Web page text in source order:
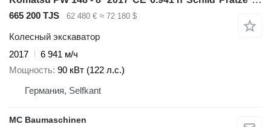
665 200 TJS 62 480 € ≈ 72 180 $
Колесный экскаватор
2017
6 941 м/ч
Мощность 90 кВт (122 л.с.)
Германия, Selfkant
MC Baumaschinen